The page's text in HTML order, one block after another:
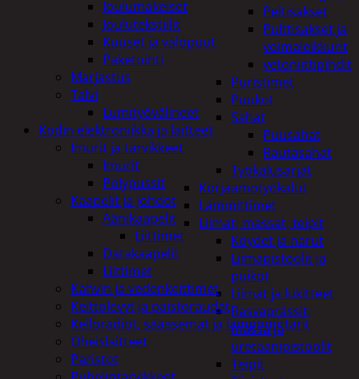
Peltisakset
Pulttisakset ja
voimaleikkurit
vetoniittipihdit
Puristimet
Puukot
Sahat
Puusahat
Rautasahat
Työkalusarjat
Korjaamotyökalut
Lämmittimet
Liimat, massat, teipit
Köydet ja narut
Liimapistoolit ja
puikot
Liimat ja lukitteet
Rasvaprässit,
massa ja
uretaanipistoolit
Teipit
Joulumakeiset
Joulutekstiilit
Kuuset ja valopuut
Paketointi
Marjastus
Talvi
Lumityövälineet
Kodin elektroniikka ja laitteet
Imurit ja tarvikkeet
Imurit
Pölypussit
Kaapelit ja johdot
Äänikaapelit
Liittimet
Datakaapelit
Liittimet
Kahvin ja vedenkeittimet
Keittolevyt ja paistoraudat
Kelloradiot, sääasemat ja lämpömittarit
Oheislaitteet
Paristot